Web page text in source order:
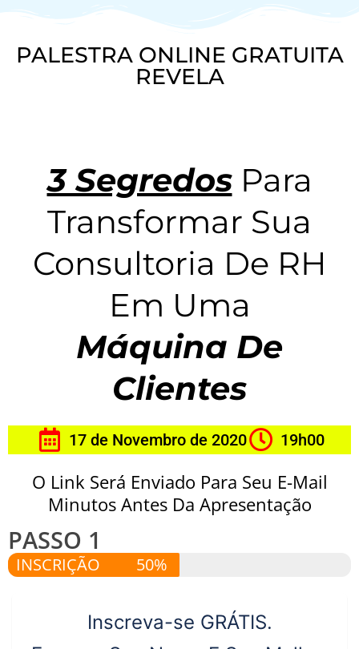
PALESTRA ONLINE GRATUITA
REVELA
3 SegredosPara
Transformar Sua
Consultoria De RH
Em Uma
Máquina De
Clientes
17 de Novembro de 2020 19h00
O Link Será Enviado Para Seu E-Mail
Minutos Antes Da Apresentação
PASSO 1
INSCRIÇÃO 50%
Inscreva-se GRÁTIS.